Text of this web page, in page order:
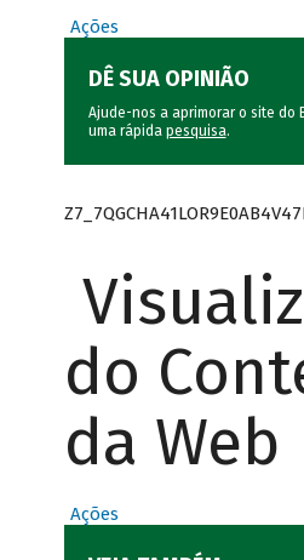
Ações
DÊ SUA OPINIÃO
Ajude-nos a aprimorar o site do
uma rápida pesquisa.
do
da Web
Ações